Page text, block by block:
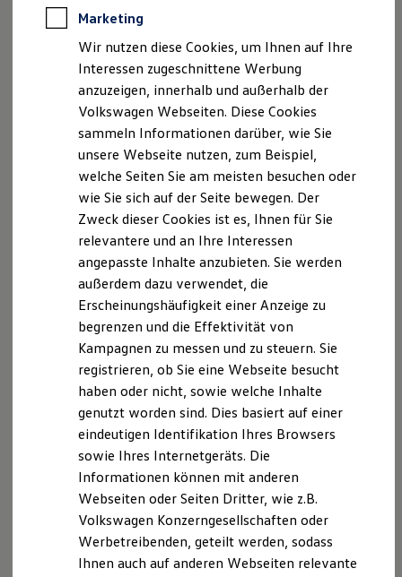
Software, Konnektivität & Apps
California App
VW Connect für Ihren ID. Buzz
VW Connect für Ihren Transporter/Caravelle
VW Connect für Ihren Amarok
VW Connect für andere Modelle
Connect Pro
Fleet Interface Data
Multistop Pathfinder
Übersicht Software Updates
Hilfreiches für Besitzer
Fahrerassistenz- und Sicherheitssysteme
Kontrollleuchten
Kurzfahrprofile und Ölverdünnung
XTL-Dieselkraftstoff
Ersatzteile und Betriebsflüssigkeiten
Original Zubehör und Lifestyle Produkte
myVolkswagen
myVolkswagen Business
Elektrisch & Autonom
Elektro - & Hybridfahrzeuge
Unser Ansatz
Klimafreundlicher Strom
Reichweite & Ladelösungen
Reichweitensimulator
Ladezeitensimulator
Ladelösungen für Privatkunden
Ladelösungen für Gewerbekunden
Wallbox und Ladekabel
Förderung & Kosten der Elektrofahrzeuge
Fördermöglichkeiten für Privatkunden
Fördermöglichkeiten für Gewerbekunden
Marketing
Wir nutzen diese Cookies, um Ihnen auf Ihre
Interessen zugeschnittene Werbung
anzuzeigen, innerhalb und außerhalb der
Volkswagen Webseiten. Diese Cookies
sammeln Informationen darüber, wie Sie
unsere Webseite nutzen, zum Beispiel,
welche Seiten Sie am meisten besuchen oder
wie Sie sich auf der Seite bewegen. Der
Zweck dieser Cookies ist es, Ihnen für Sie
relevantere und an Ihre Interessen
angepasste Inhalte anzubieten. Sie werden
außerdem dazu verwendet, die
Erscheinungshäufigkeit einer Anzeige zu
begrenzen und die Effektivität von
Kampagnen zu messen und zu steuern. Sie
registrieren, ob Sie eine Webseite besucht
haben oder nicht, sowie welche Inhalte
genutzt worden sind. Dies basiert auf einer
eindeutigen Identifikation Ihres Browsers
sowie Ihres Internetgeräts. Die
Informationen können mit anderen
Webseiten oder Seiten Dritter, wie z.B.
Volkswagen Konzerngesellschaften oder
Werbetreibenden, geteilt werden, sodass
Ihnen auch auf anderen Webseiten relevante